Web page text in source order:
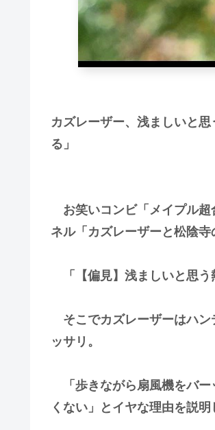
カズレーザー、浅ましいと
る」
お笑いコンビ「メイプル超
ネル「カズレーザーと松陰寺
「【偏見】浅ましいと思う
そこでカズレーザーはハン
ッサリ。
「歩きながら扇風機をバー
くない」とイヤな理由を説明